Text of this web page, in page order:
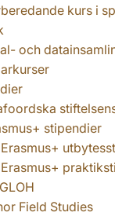
kurs i
och
stipendier
Erasmus+
Erasmus+
Field Studies